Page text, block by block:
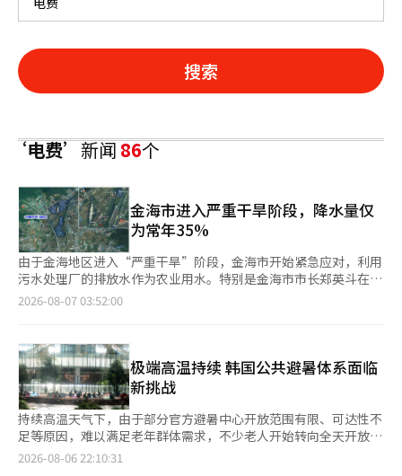
搜索
‘电费’新闻86个
金海市进入严重干旱阶段，降水量仅
为常年35%
由于金海地区进入“严重干旱”阶段，金海市开始紧急应对，利用
污水处理厂的排放水作为农业用水。特别是金海市市长郑英斗在夏
季假期期间亲自关注干旱现场，并考虑在长期干旱情况下投入市财
市政府通过污水处理厂排放水的再利用和河流临时坝的建设，为真
礼地区的45公顷和汉林面华浦川一带的297公顷等共342公顷的农
田提供农业用水。 为应对干旱的资金来源，除了本月通过道和行
政安全部获得的6亿7000万韩元外，市政府还计划通过市民安全部
门额外筹集约1亿韩元，预计总规模将达到7亿7000万韩元。这笔
预算将广泛用于新井开发、供水车运营、蓄水池疏浚及抽水泵的运
营费用等干旱应对措施，并将于本周开始正式执行。 最引人注目
的措施是利用真礼公共污水处理厂的排放水作为农业用水。市政府
2026-08-07 03:52:00
极端高温持续 韩国公共避暑体系面临
新挑战
持续高温天气下，由于部分官方避暑中心开放范围有限、可达性不
足等原因，难以满足老年群体需求，不少老人开始转向全天开放、
免费且配套设施完善的公共空间避暑。 数据显示，截至本月4日，
2026-08-06 22:10:31